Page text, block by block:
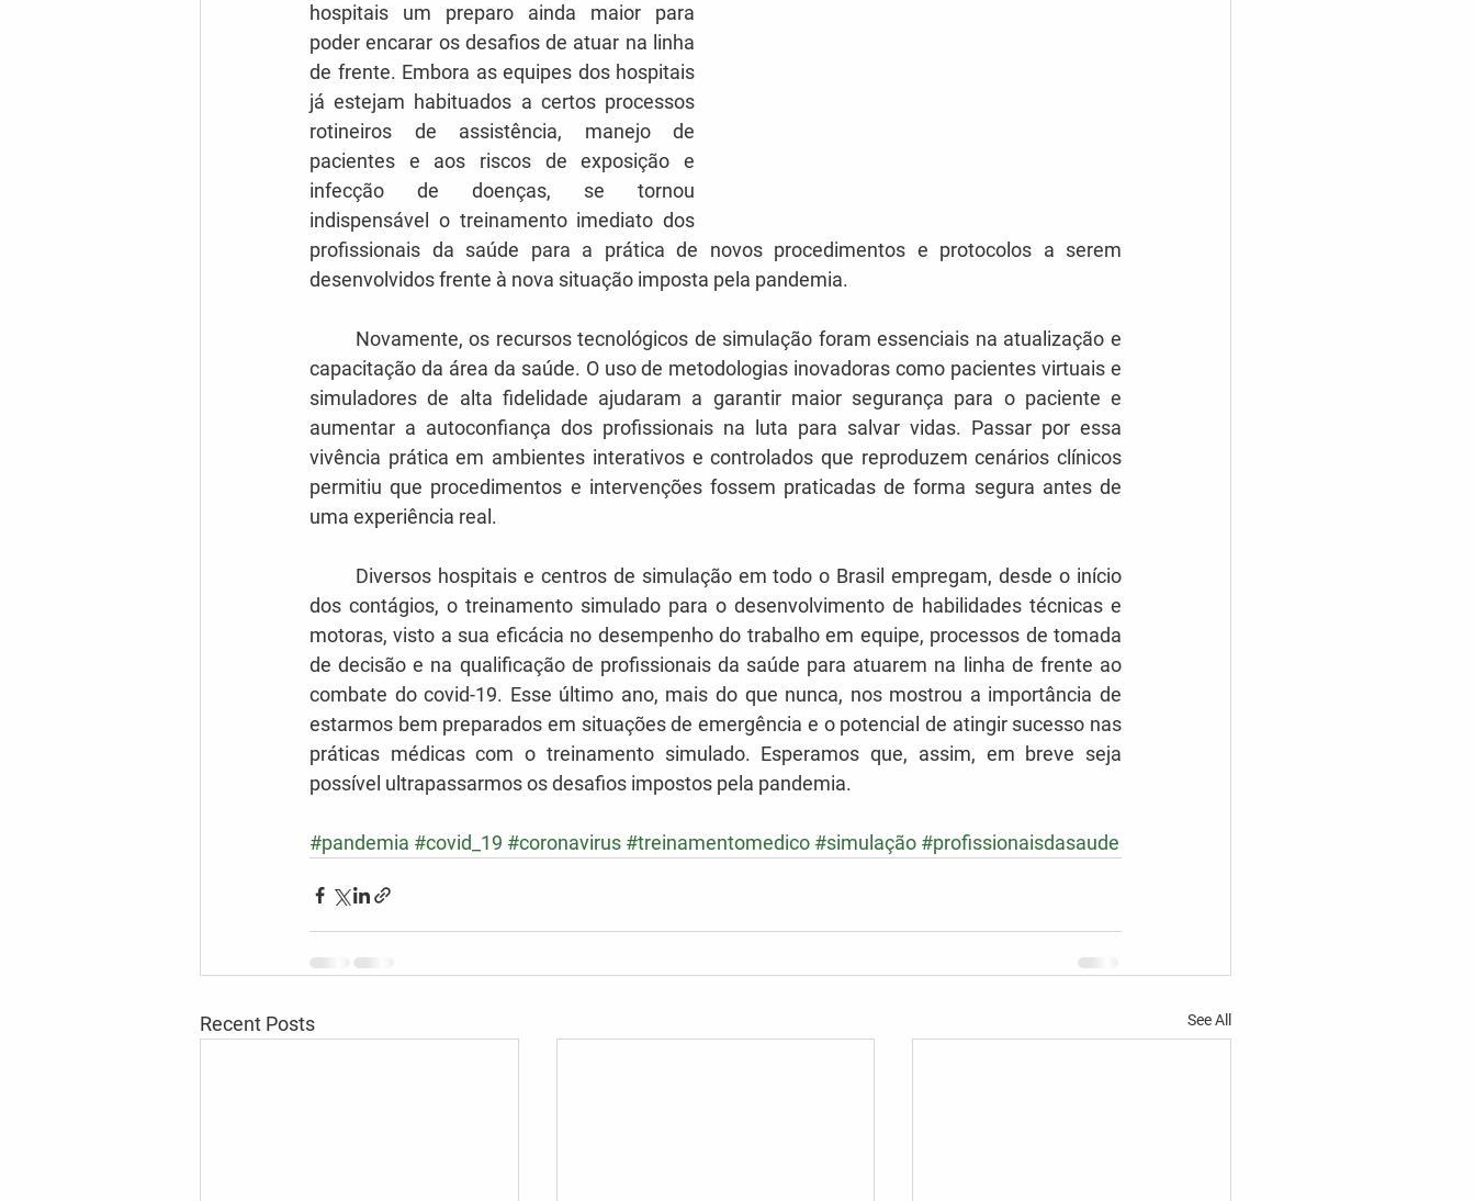
hospitais um preparo ainda maior para
poder encarar os desafios de atuar na linha
de frente. Embora as equipes dos hospitais
já estejam habituados a certos processos
rotineiros de assistência, manejo de
pacientes e aos riscos de exposição e
infecção de doenças, se tornou
indispensável o treinamento imediato dos
profissionais da saúde para a prática de novos procedimentos e protocolos a serem
desenvolvidos frente à nova situação imposta pela pandemia.
capacitação da área da saúde. O uso de metodologias inovadoras como pacientes virtuais e
simuladores de alta fidelidade ajudaram a garantir maior segurança para o paciente e
aumentar a autoconfiança dos profissionais na luta para salvar vidas. Passar por essa
vivência prática em ambientes interativos e controlados que reproduzem cenários clínicos
permitiu que procedimentos e intervenções fossem praticadas de forma segura antes de
uma experiência real.
dos contágios, o treinamento simulado para o desenvolvimento de habilidades técnicas e
motoras, visto a sua eficácia no desempenho do trabalho em equipe, processos de tomada
de decisão e na qualificação de profissionais da saúde para atuarem na linha de frente ao
combate do covid-19. Esse último ano, mais do que nunca, nos mostrou a importância de
estarmos bem preparados em situações de emergência e o potencial de atingir sucesso nas
práticas médicas com o treinamento simulado. Esperamos que, assim, em breve seja
possível ultrapassarmos os desafios impostos pela pandemia.
#pandemia #covid_19 #coronavirus #treinamentomedico #simulação #profissionaisdasaude
Recent Posts See All